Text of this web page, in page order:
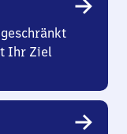
Ihr Ziel